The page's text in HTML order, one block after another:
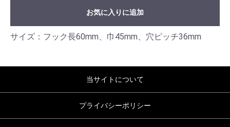
お気に入りに追加
サイズ：フック長60mm、巾45mm、穴ピッチ36mm
当サイトについて
プライバシーポリシー